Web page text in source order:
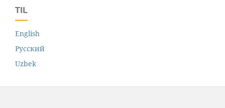
TIL
English
Русский
Uzbek